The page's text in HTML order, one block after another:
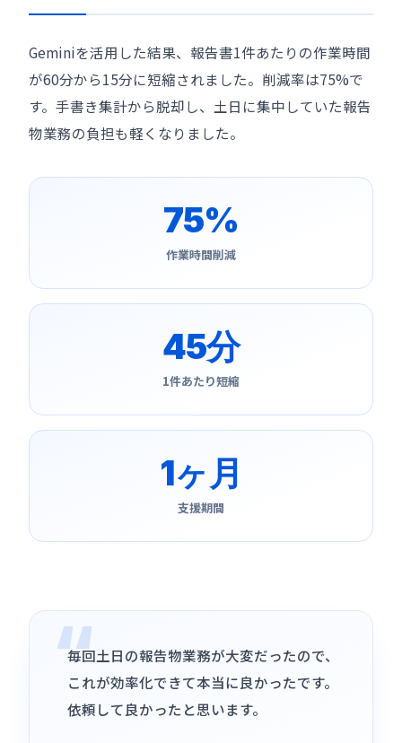
Geminiを活用した結果、報告書1件あたりの作業時間
が60分から15分に短縮されました。削減率は75%で
す。手書き集計から脱却し、土日に集中していた報告
物業務の負担も軽くなりました。
75%
作業時間削減
45分
1件あたり短縮
1ヶ月
支援期間
毎回土日の報告物業務が大変だったので、
これが効率化できて本当に良かったです。
依頼して良かったと思います。